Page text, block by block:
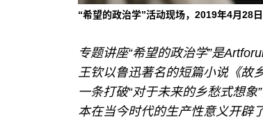
“希望的政治学”活动现场，2019年4月28
专题讲座“希望的政治学”是
王钦以鲁迅著名的短篇小说《故
一条打破“对于未来的乡愁式想
本在当今时代的生产性意义开辟